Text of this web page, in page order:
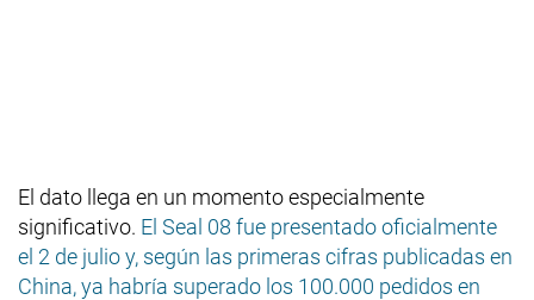
El dato llega en un momento especialmente
significativo. El Seal 08 fue presentado oficialmente
el 2 de julio y, según las primeras cifras publicadas en
China, ya habría superado los 100.000 pedidos en